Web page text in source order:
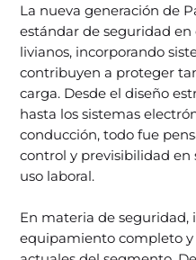
La nueva generación de
estándar de seguridad
livianos, incorporando
contribuyen a proteger
carga. Desde el diseño
hasta los sistemas
conducción, todo fue
control y previsibilidad en
uso laboral.
En materia de seguridad,
equipamiento completo y